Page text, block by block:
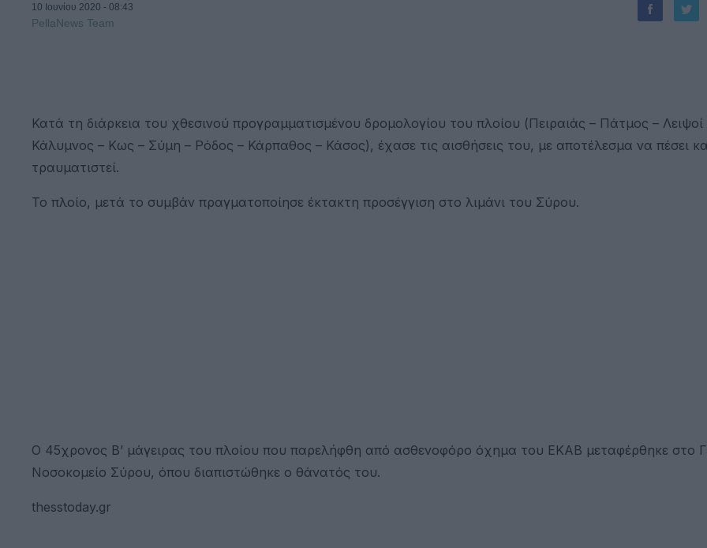
10 Ιουνίου 2020 - 08:43
PellaNews Team
Κατά τη διάρκεια του χθεσινού προγραμματισμένου δρομολογίου του πλοίου (Πειραιάς – Πάτμος – Λειψοί
Κάλυμνος – Κως – Σύμη – Ρόδος – Κάρπαθος – Κάσος), έχασε τις αισθήσεις του, με αποτέλεσμα να πέσει
τραυματιστεί.
Το πλοίο, μετά το συμβάν πραγματοποίησε έκτακτη προσέγγιση στο λιμάνι του Σύρου.
Ο 45χρονος Β’ μάγειρας του πλοίου που παρελήφθη από ασθενοφόρο όχημα του ΕΚΑΒ μεταφέρθηκε στο
Νοσοκομείο Σύρου, όπου διαπιστώθηκε ο θάνατός του.
thesstoday.gr